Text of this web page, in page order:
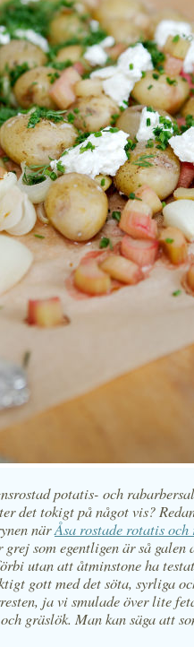
potatis- och
det tokigt på något vis?
närÅsa rostade rotatis och
som egentligen är så galen
utan att åtminstone ha
gott med det söta, syrliga
ja vi smulade över lite
gräslök. Man kan säga att